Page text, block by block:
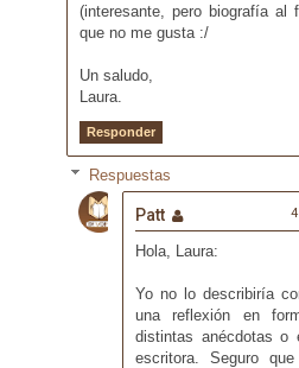
(interesante, pero biografía
que no me gusta :/
Un saludo,
Laura.
Responder
Respuestas
Patt
Hola, Laura:
Yo no lo describiría
una reflexión en
distintas anécdotas o
escritora. Seguro